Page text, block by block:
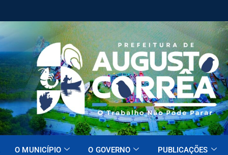
O MUNICÍPIO O GOVERNO PUBLICAÇÕES